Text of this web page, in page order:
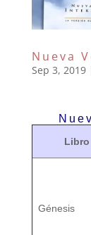
Nueva
Sep 3, 2019
Libro
Génesis